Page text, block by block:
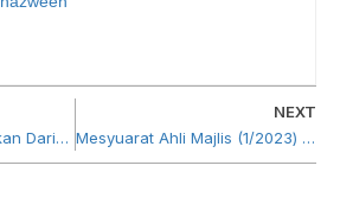
Urus Perniagaan..Elakkan Daripada Melakukan Perkara Ini!
NEXT
Mesyuarat Ahli Majlis (1/2023) dan Mesyuarat Agung Tahunan 2023 ADFIM